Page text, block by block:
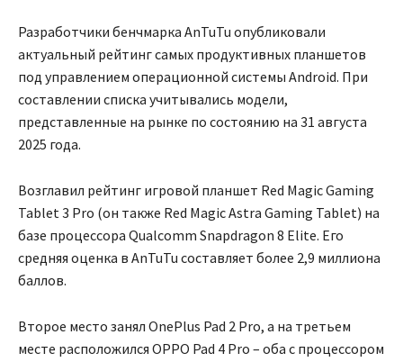
Разработчики бенчмарка AnTuTu опубликовали
актуальный рейтинг самых продуктивных планшетов
под управлением операционной системы Android. При
составлении списка учитывались модели,
представленные на рынке по состоянию на 31 августа
2025 года.
Возглавил рейтинг игровой планшет Red Magic Gaming
Tablet 3 Pro (он также Red Magic Astra Gaming Tablet) на
базе процессора Qualcomm Snapdragon 8 Elite. Его
средняя оценка в AnTuTu составляет более 2,9 миллиона
баллов.
Второе место занял OnePlus Pad 2 Pro, а на третьем
месте расположился OPPO Pad 4 Pro – оба с процессором